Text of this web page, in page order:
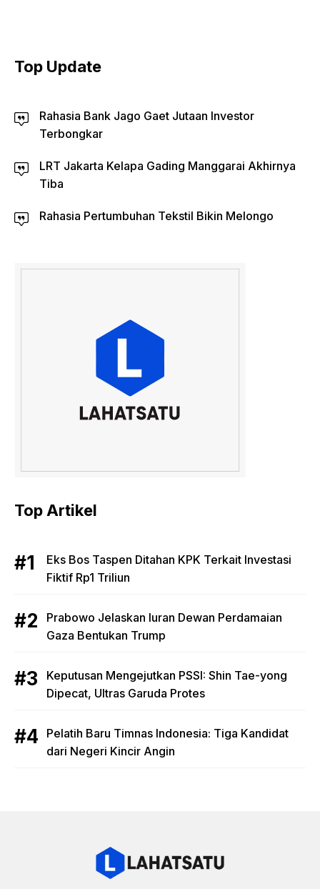
Top Update
Rahasia Bank Jago Gaet Jutaan Investor
Terbongkar
LRT Jakarta Kelapa Gading Manggarai Akhirnya
Tiba
Rahasia Pertumbuhan Tekstil Bikin Melongo
Top Artikel
Eks Bos Taspen Ditahan KPK Terkait Investasi
Fiktif Rp1 Triliun
Prabowo Jelaskan Iuran Dewan Perdamaian
Gaza Bentukan Trump
Keputusan Mengejutkan PSSI: Shin Tae-yong
Dipecat, Ultras Garuda Protes
Pelatih Baru Timnas Indonesia: Tiga Kandidat
dari Negeri Kincir Angin